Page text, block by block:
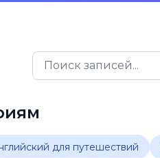
для путешествий